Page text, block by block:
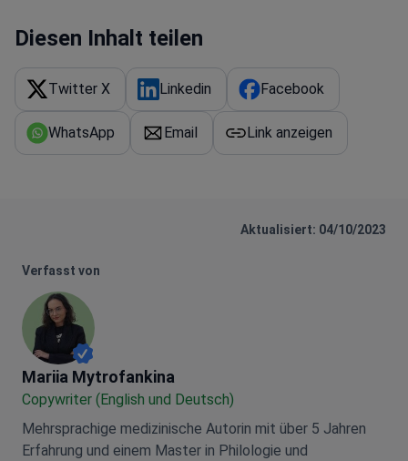
Diesen Inhalt teilen
Twitter X Linkedin Facebook
WhatsApp Email Link anzeigen
Aktualisiert: 04/10/2023
Verfasst von
Mariia Mytrofankina
Mariia Mytrofankina
Copywriter (English und Deutsch)
Mehrsprachige medizinische Autorin mit über 5 Jahren
Erfahrung und einem Master in Philologie und